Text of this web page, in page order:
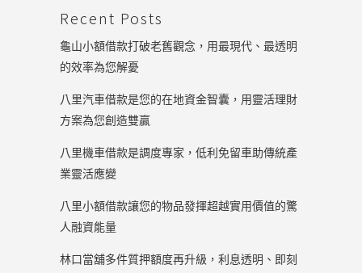
Recent Posts
龜山小額借款打破老舊觀念，用最現代、最透明
的效率為您解憂
八里汽車借款是您的在地資金智囊，用靈活理財
方案為您創造雙贏
八里機車借款是調度專家，低利免留車助傳統產
業靈活應變
八里小額借款讓您的物品發揮超越實用價值的驚
人融資能量
林口當舖多件質押額度再升級，利息透明、即刻